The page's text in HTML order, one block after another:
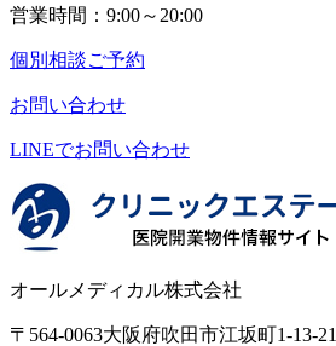
営業時間：9:00～20:00
個別相談ご予約
お問い合わせ
LINEでお問い合わせ
オールメディカル株式会社
〒564-0063大阪府吹田市江坂町1-13-21